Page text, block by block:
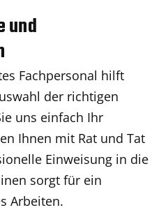
und
Fachpersonal hilft
der richtigen
uns einfach Ihr
Ihnen mit Rat und Tat
Einweisung in die
sorgt für ein
Arbeiten.